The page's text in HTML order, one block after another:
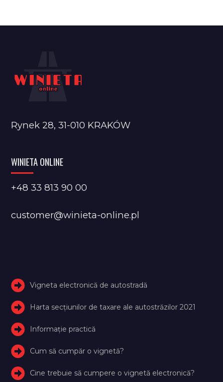
Rynek 28, 31-010 KRAKÓW
WINIETA ONLINE
+48 33 813 90 00
customer@winieta-online.pl
Vigneta electronică de autostradă
Harta secțiunilor de taxare ale autostrăzilor 2021
Informație practică
Cum să cumpăr o vignetă?
Cine trebuie să cumpere o vignetă electronică?